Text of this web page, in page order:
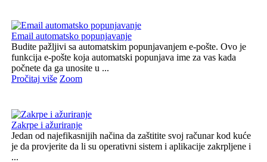
Email automatsko popunjavanje
Budite pažljivi sa automatskim popunjavanjem e-pošte. Ovo je
funkcija e-pošte koja automatski popunjava ime za vas kada
počnete da ga unosite u ...
Pročitaj više Zoom
Zakrpe i ažuriranje
Jedan od najefikasnijih načina da zaštitite svoj računar kod kuće
je da provjerite da li su operativni sistem i aplikacije zakrpljene i
...